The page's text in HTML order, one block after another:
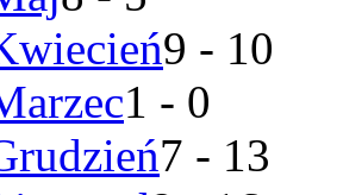
9 - 10
1 - 0
7 - 13